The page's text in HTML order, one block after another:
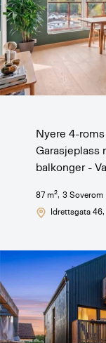
Nyere 4-
Garasjeplass
balkonger -
87 m2, 3Soverom
Idrettsgata 46,